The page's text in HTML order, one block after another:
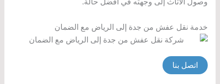
وصول الأثاث إلى وجهته في أفضل حالة.
خدمة نقل عفش من جدة إلى الرياض مع الضمان
اتصل بنا